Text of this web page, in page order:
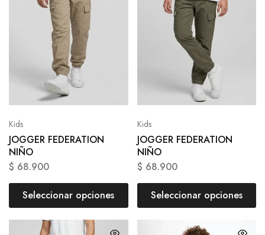
Kids
JOGGER FEDERATION
NIÑO
$ 68.900
Seleccionar opciones
Kids
JOGGER FEDERATION
NIÑO
$ 68.900
Seleccionar opciones